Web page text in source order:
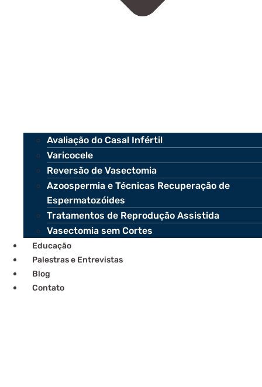
Avaliação do Casal Infértil
Varicocele
Reversão de Vasectomia
Azoospermia e Técnicas Recuperação de
Espermatozóides
Tratamentos de Reprodução Assistida
Vasectomia sem Cortes
Educação
Palestras e Entrevistas
Blog
Contato